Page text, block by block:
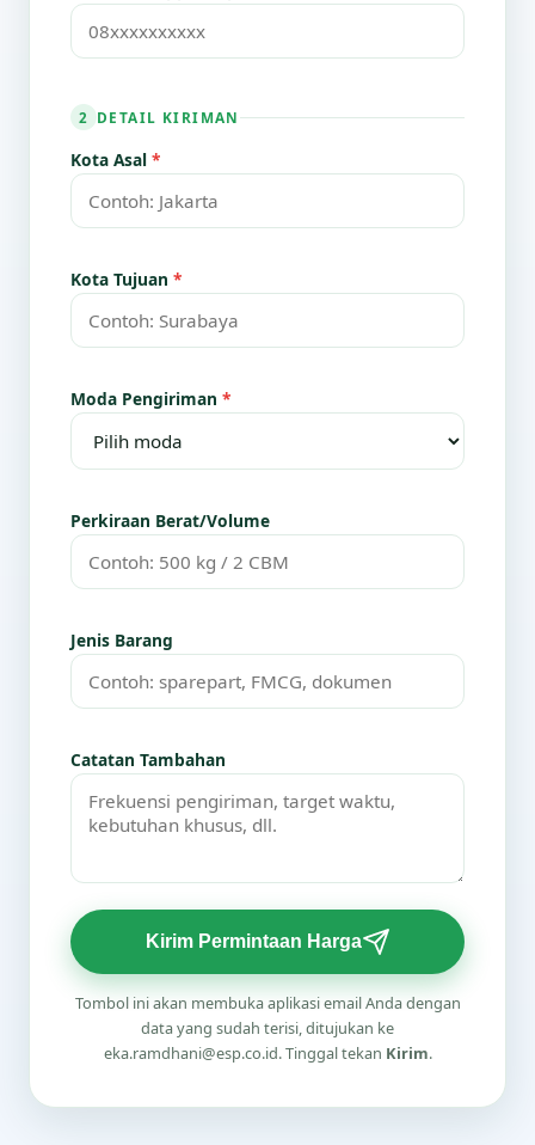
2 DETAIL KIRIMAN
Kota Asal *
Kota Tujuan *
Moda Pengiriman *
Perkiraan Berat/Volume
Jenis Barang
Catatan Tambahan
Kirim Permintaan Harga
Tombol ini akan membuka aplikasi email Anda dengan
data yang sudah terisi, ditujukan ke
eka.ramdhani@esp.co.id. Tinggal tekan Kirim.